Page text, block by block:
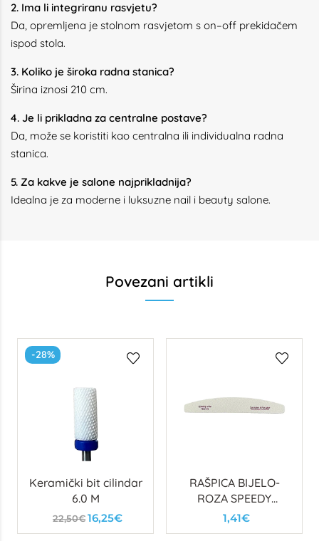
2. Ima li integriranu rasvjetu?
Da, opremljena je stolnom rasvjetom s on–off prekidačem
ispod stola.
3. Koliko je široka radna stanica?
Širina iznosi 210 cm.
4. Je li prikladna za centralne postave?
Da, može se koristiti kao centralna ili individualna radna
stanica.
5. Za kakve je salone najprikladnija?
Idealna je za moderne i luksuzne nail i beauty salone.
Povezani artikli
-28%
Keramički bit cilindar
6.0 M
22,50€16,25€
RAŠPICA BIJELO-
ROZA SPEEDY
100/100
POLUMJESEC
1,41€